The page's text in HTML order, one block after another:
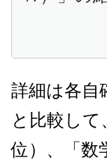
詳細は各自
と比較し
位）、「数